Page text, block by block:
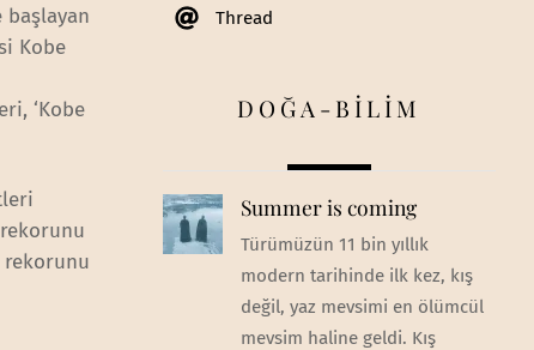
başlayan
Kobe
‘Kobe
rekorunu
Thread
DOĞA-BİLİM
Summer is coming
Türümüzün 11 bin yıllık
modern tarihinde ilk kez, kış
değil, yaz mevsimi en ölümcül
mevsim haline geldi. Kış